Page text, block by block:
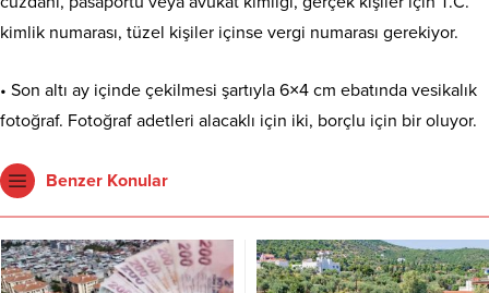
kimlik numarası, tüzel kişiler içinse vergi numarası gerekiyor.
• Son altı ay içinde çekilmesi şartıyla 6×4 cm ebatında vesikalık
fotoğraf. Fotoğraf adetleri alacaklı için iki, borçlu için bir oluyor.
Benzer Konular